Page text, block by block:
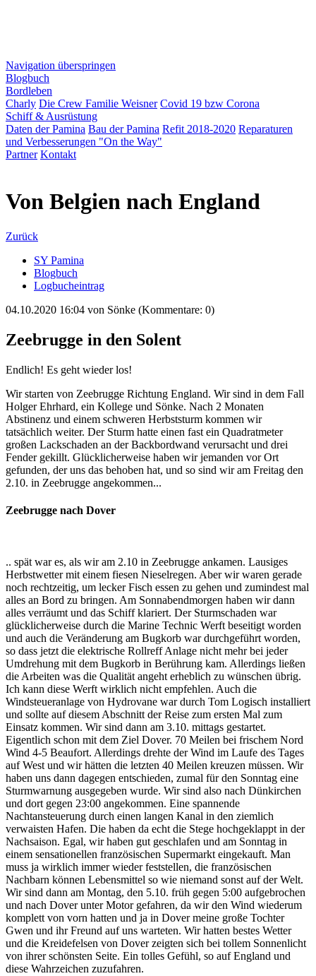
Navigation überspringen
Blogbuch
Bordleben
Charly Die Crew Familie Weisner Covid 19 bzw Corona
Schiff & Ausrüstung
Daten der Pamina Bau der Pamina Refit 2018-2020 Reparaturen
und Verbesserungen "On the Way"
Partner Kontakt
Von Belgien nach England
Zurück
SY Pamina
Blogbuch
Logbucheintrag
04.10.2020 16:04 von Sönke (Kommentare: 0)
Zeebrugge in den Solent
Endlich! Es geht wieder los!
Wir starten von Zeebrugge Richtung England. Wir sind in dem Fall
Holger Ehrhard, ein Kollege und Sönke. Nach 2 Monaten
Abstinenz und einem schweren Herbststurm kommen wir
tatsächlich weiter. Der Sturm hatte einen fast ein Quadratmeter
großen Lackschaden an der Backbordwand verursacht und drei
Fender gekillt. Glücklicherweise haben wir jemanden vor Ort
gefunden, der uns das behoben hat, und so sind wir am Freitag den
2.10. in Zeebrugge angekommen...
Zeebrugge nach Dover
.. spät war es, als wir am 2.10 in Zeebrugge ankamen. Lausiges
Herbstwetter mit einem fiesen Nieselregen. Aber wir waren gerade
noch rechtzeitig, um lecker Fisch essen zu gehen und zumindest mal
alles an Bord zu bringen. Am Sonnabendmorgen haben wir dann
alles verräumt und das Schiff klariert. Der Sturmschaden war
glücklicherweise durch die Marine Technic Werft beseitigt worden
und auch die Veränderung am Bugkorb war durchgeführt worden,
so dass jetzt die elektrische Rollreff Anlage nicht mehr bei jeder
Umdrehung mit dem Bugkorb in Berührung kam. Allerdings ließen
die Arbeiten was die Qualität angeht erheblich zu wünschen übrig.
Ich kann diese Werft wirklich nicht empfehlen. Auch die
Windsteueranlage von Hydrovane war durch Tom Logisch installiert
und sollte auf diesem Abschnitt der Reise zum ersten Mal zum
Einsatz kommen. Wir sind dann am 3.10. mittags gestartet.
Eigentlich schon mit dem Ziel Dover. 70 Meilen bei frischem Nord
Wind 4-5 Beaufort. Allerdings drehte der Wind im Laufe des Tages
auf West und wir hätten die letzten 40 Meilen kreuzen müssen. Wir
haben uns dann dagegen entschieden, zumal für den Sonntag eine
Sturmwarnung ausgegeben wurde. Wir sind also nach Dünkirchen
und dort gegen 23:00 angekommen. Eine spannende
Nachtansteuerung durch einen langen Kanal in den ziemlich
verwaisten Hafen. Die haben da echt die Stege hochgeklappt in der
Nachsaison. Egal, wir haben gut geschlafen und am Sonntag in
einem sensationellen französischen Supermarkt eingekauft. Man
muss ja wirklich immer wieder feststellen, die französischen
Nachbarn können Lebensmittel so wie niemand sonst auf der Welt.
Wir sind dann am Montag, den 5.10. früh gegen 5:00 aufgebrochen
und nach Dover unter Motor gefahren, da wir den Wind wiederum
komplett von vorn hatten und ja in Dover meine große Tochter
Gwen und ihr Freund auf uns warteten. Wir hatten bestes Wetter
und die Kreidefelsen von Dover zeigten sich bei tollem Sonnenlicht
von ihrer schönsten Seite. Ein tolles Gefühl, so auf England und
diese Wahrzeichen zuzufahren.